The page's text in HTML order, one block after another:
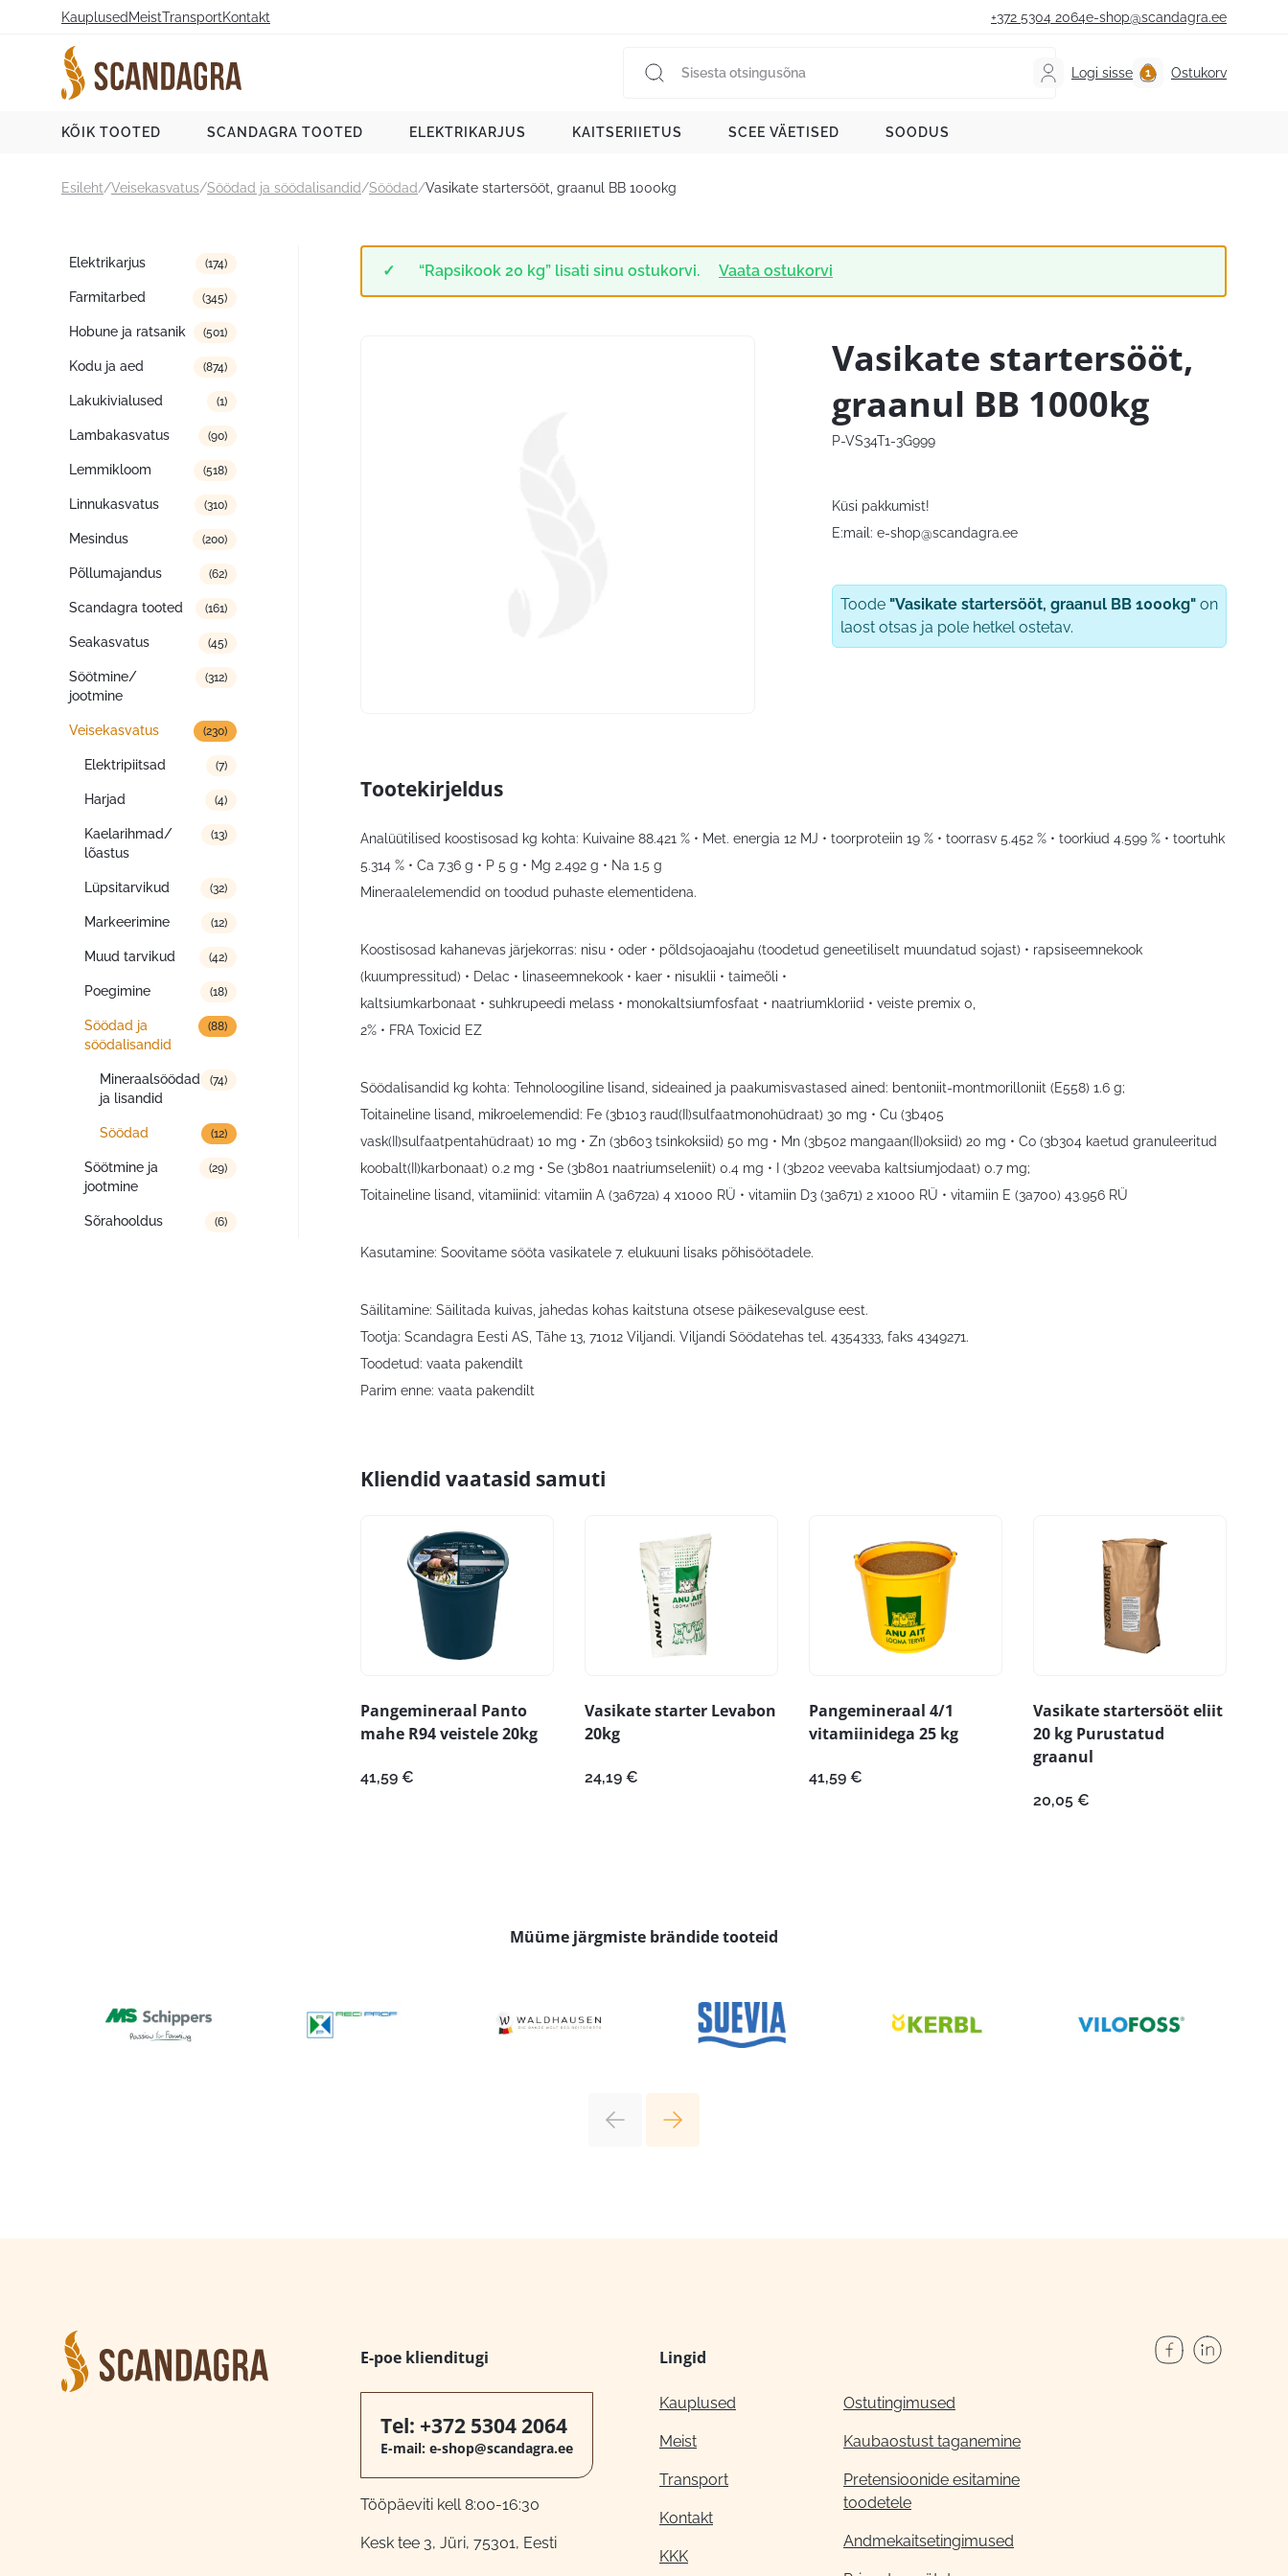
Kauplused MeistTransportKontakt +372 5304 2064e-shop@scandagra.ee
Logi sisse Ostukorv
KÕIK TOOTED SCANDAGRA TOOTED ELEKTRIKARJUS KAITSERIIETUS SCEE VÄETISED SOODUS
Esileht/Veisekasvatus/Söödad ja söödalisandid/Söödad/Vasikate startersööt, graanul BB 1000kg
Tootekategooriad
Elektrikarjus (174)
Farmitarbed (345)
Hobune ja ratsanik (501)
Kodu ja aed (874)
Lakukivialused (1)
Lambakasvatus (90)
Lemmikloom (518)
Linnukasvatus (310)
Mesindus (200)
Põllumajandus (62)
Scandagra tooted (161)
Seakasvatus (45)
Söötmine/
jootmine
(312)
Veisekasvatus (230)
Elektripiitsad (7)
Harjad (4)
Kaelarihmad/
lõastus
(13)
Lüpsitarvikud (32)
Markeerimine (12)
Muud tarvikud (42)
Poegimine (18)
Söödad ja
söödalisandid
(88)
Mineraalsöödad
ja lisandid
(74)
Söödad (12)
Söötmine ja
jootmine
(29)
Sõrahooldus (6)
“Rapsikook 20 kg” lisati sinu ostukorvi. Vaata ostukorvi
Vasikate startersööt,
graanul BB 1000kg
P-VS34T1-3G999
Küsi pakkumist!
E:mail: e-shop@scandagra.ee
Toode "Vasikate startersööt, graanul BB 1000kg" on
laost otsas ja pole hetkel ostetav.
Tootekirjeldus
Analüütilised koostisosad kg kohta: Kuivaine 88.421 % • Met. energia 12 MJ • toorproteiin 19 % • toorrasv 5.452 % • toorkiud 4.599 % • toortuhk
5.314 % • Ca 7.36 g • P 5 g • Mg 2.492 g • Na 1.5 g
Mineraalelemendid on toodud puhaste elementidena.
Koostisosad kahanevas järjekorras: nisu • oder • põldsojaoajahu (toodetud geneetiliselt muundatud sojast) • rapsiseemnekook
(kuumpressitud) • Delac • linaseemnekook • kaer • nisuklii • taimeõli •
kaltsiumkarbonaat • suhkrupeedi melass • monokaltsiumfosfaat • naatriumkloriid • veiste premix 0,
2% • FRA Toxicid EZ
Söödalisandid kg kohta: Tehnoloogiline lisand, sideained ja paakumisvastased ained: bentoniit-montmorilloniit (E558) 1.6 g;
Toitaineline lisand, mikroelemendid: Fe (3b103 raud(II)sulfaatmonohüdraat) 30 mg • Cu (3b405
vask(II)sulfaatpentahüdraat) 10 mg • Zn (3b603 tsinkoksiid) 50 mg • Mn (3b502 mangaan(II)oksiid) 20 mg • Co (3b304 kaetud granuleeritud
koobalt(II)karbonaat) 0.2 mg • Se (3b801 naatriumseleniit) 0.4 mg • I (3b202 veevaba kaltsiumjodaat) 0.7 mg;
Toitaineline lisand, vitamiinid: vitamiin A (3a672a) 4 x1000 RÜ • vitamiin D3 (3a671) 2 x1000 RÜ • vitamiin E (3a700) 43.956 RÜ
Kasutamine: Soovitame sööta vasikatele 7. elukuuni lisaks põhisöötadele.
Säilitamine: Säilitada kuivas, jahedas kohas kaitstuna otsese päikesevalguse eest.
Tootja: Scandagra Eesti AS, Tähe 13, 71012 Viljandi. Viljandi Söödatehas tel. 4354333, faks 4349271.
Toodetud: vaata pakendilt
Parim enne: vaata pakendilt
Kliendid vaatasid samuti
Pangemineraal Panto
mahe R94 veistele 20kg
41,59 €
Vasikate starter Levabon
20kg
24,19 €
Pangemineraal 4/1
vitamiinidega 25 kg
41,59 €
Vasikate startersööt eliit
20 kg Purustatud
graanul
20,05 €
Müüme järgmiste brändide tooteid
E-poe klienditugi
Tel: +372 5304 2064
E-mail: e-shop@scandagra.ee
Tööpäeviti kell 8:00-16:30
Kesk tee 3, Jüri, 75301, Eesti
Lingid
Kauplused
Meist
Transport
Kontakt
KKK
Ostutingimused
Kaubaostust taganemine
Pretensioonide esitamine
toodetele
Andmekaitsetingimused